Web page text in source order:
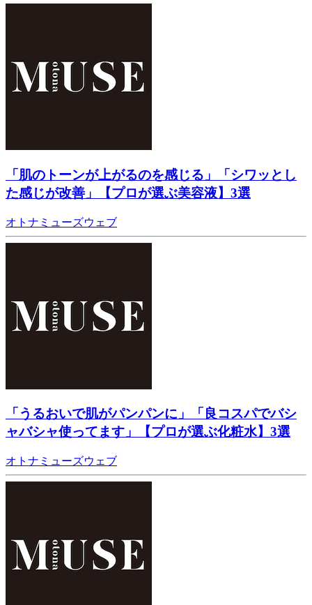
「肌のトーンが上がるのを感じる」「シワッとし
た感じが改善」【プロが選ぶ美容液】3選
オトナミューズウェブ
「うるおいで肌がパンパンに」「良コスパでバシ
ャバシャ使ってます」【プロが選ぶ化粧水】3選
オトナミューズウェブ